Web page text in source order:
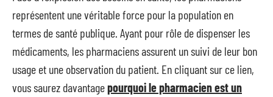
représentent une véritable force pour la population en
termes de santé publique. Ayant pour rôle de dispenser les
médicaments, les pharmaciens assurent un suivi de leur bon
usage et une observation du patient. En cliquant sur ce lien,
vous saurez davantagepourquoi le pharmacien est un